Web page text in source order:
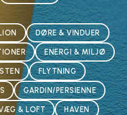
DØRE & VINDUER
ENERGI & MILJØ
FLYTNING
GARDIN/PERSIENNE
& LOFT HAVEN